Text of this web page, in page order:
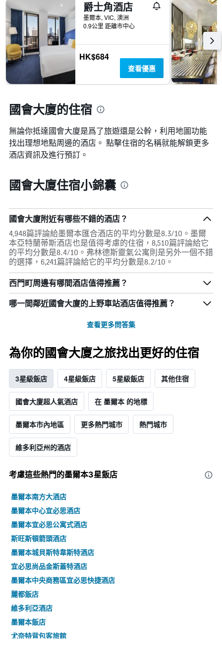
爵士角酒店
墨爾本, VIC, 澳洲
0.9公里 距離市中心
HK$684
查看優惠
國會大廈的住宿
無論你抵達國會大廈​是爲了旅遊還是公幹，利用地圖功能
找出理想地點周邊的酒店。 點擊住宿的名稱就能解鎖更多
酒店資訊及進行預訂。
國會大廈住宿小錦囊
國會大廈附近有哪些不錯的酒店？
4,948篇評論給墨爾本匯合酒店的平均分數是8.3/10。墨爾
本亞特蘭蒂斯酒店也是值得考慮的住宿，8,510篇評論給它
的平均分數是8.4/10。弗林德斯靈氣公寓則是另外一個不錯
的選擇，6,241篇評論給它的平均分數是8.2/10。
西門町周邊有哪間酒店值得推薦？
哪一間鄰近國會大廈的上野車站酒店值得推薦？
查看更多問答集
為你的國會大廈之旅找出更好的住宿
3星級飯店 4星級飯店 5星級飯店 其他住宿
國會大廈超人氣酒店 在 墨爾本 的地標
墨爾本市內地區 更多熱門城市 熱門城市
維多利亞州的酒店
考慮這些熱門的墨爾本3星​飯店
墨爾本南方大酒店
墨爾本中心宜必思酒店
墨爾本宜必思公寓式酒店
斯旺斯頓箭頭酒店
墨爾本城貝斯特韋斯特酒店
宜必思尚品金斯蓋特酒店
墨爾本中央商務區宜必思快捷酒店
麗都飯店
維多利亞酒店
墨爾本飯店
尤奈特背包客旅館